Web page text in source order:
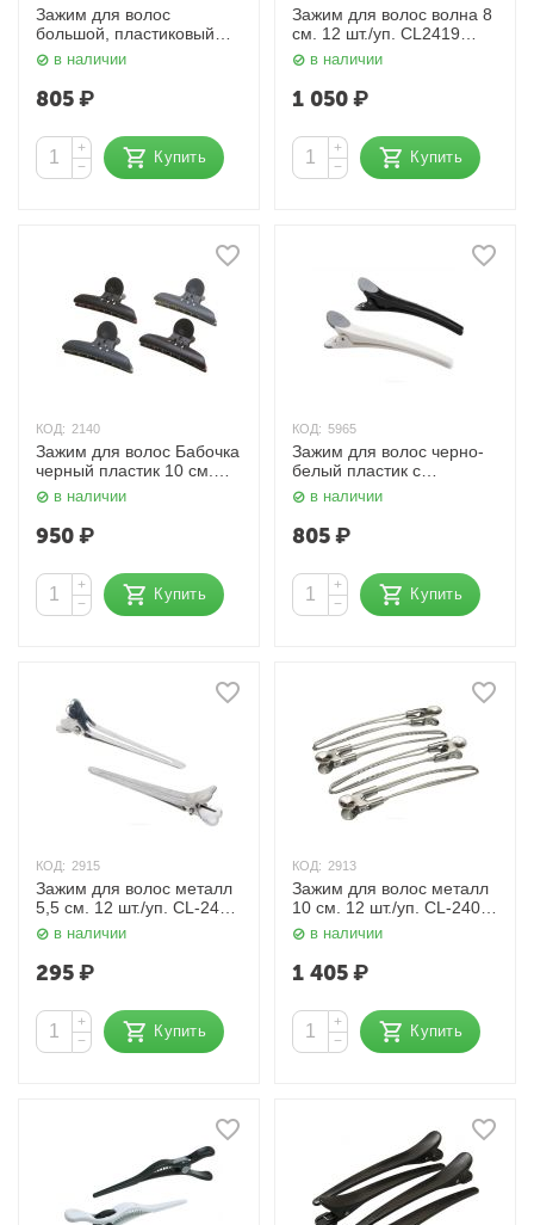
Зажим для волос
большой, пластиковый
CL-2410, 12 см, 4 шт.
Dewal
в наличии
805₽
+
−
Купить
Зажим для волос волна 8
см. 12 шт./уп. CL2419
Dewal
в наличии
1 050₽
+
−
Купить
КОД: 2140
Зажим для волос Бабочка
черный пластик 10 см.
CL-2207 Dewal
в наличии
950₽
+
−
Купить
КОД: 5965
Зажим для волос черно-
белый пластик с
резиновой вставкой 11
см. 6 шт./уп. JB-0028
Dewal
в наличии
805₽
+
−
Купить
КОД: 2915
Зажим для волос металл
5,5 см. 12 шт./уп. CL-2415
Dewal
в наличии
295₽
+
−
Купить
КОД: 2913
Зажим для волос металл
10 см. 12 шт./уп. CL-2401
Dewal
в наличии
1 405₽
+
−
Купить